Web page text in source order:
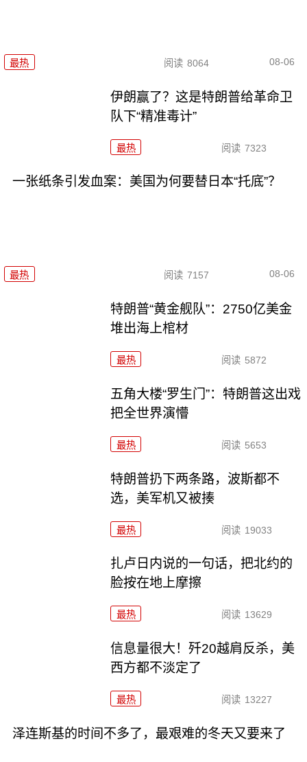
最热 阅读 8064 08-06
伊朗赢了？这是特朗普给革命卫
队下“精准毒计”
最热 阅读 7323
一张纸条引发血案：美国为何要替日本“托底”？
最热 阅读 7157 08-06
特朗普“黄金舰队”：2750亿美金
堆出海上棺材
最热 阅读 5872
五角大楼“罗生门”：特朗普这出戏
把全世界演懵
最热 阅读 5653
特朗普扔下两条路，波斯都不
选，美军机又被揍
最热 阅读 19033
扎卢日内说的一句话，把北约的
脸按在地上摩擦
最热 阅读 13629
信息量很大！歼20越肩反杀，美
西方都不淡定了
最热 阅读 13227
泽连斯基的时间不多了，最艰难的冬天又要来了